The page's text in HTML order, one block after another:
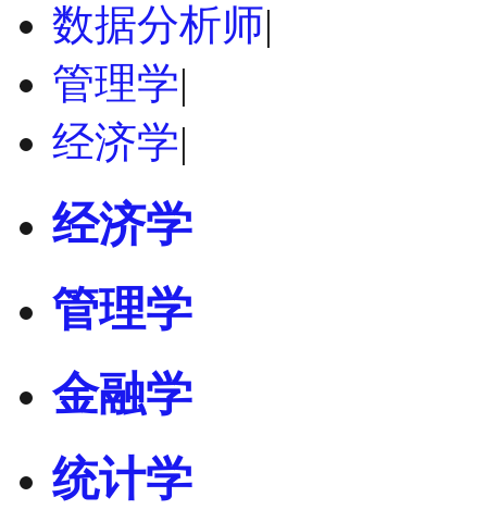
数据分析师|
管理学|
经济学|
经济学
管理学
金融学
统计学